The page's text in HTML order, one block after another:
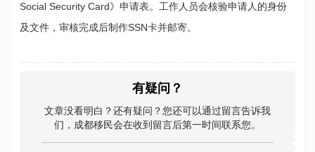
Social Security Card》申请表。工作人员会核验申请人的身份
及文件，审核完成后制作SSN卡并邮寄。
有疑问？
文章没看明白？还有疑问？您还可以通过留言告诉我
们，成都移民会在收到留言后第一时间联系您。